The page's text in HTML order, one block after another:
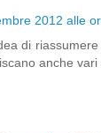
2012 alle
di
anche vari